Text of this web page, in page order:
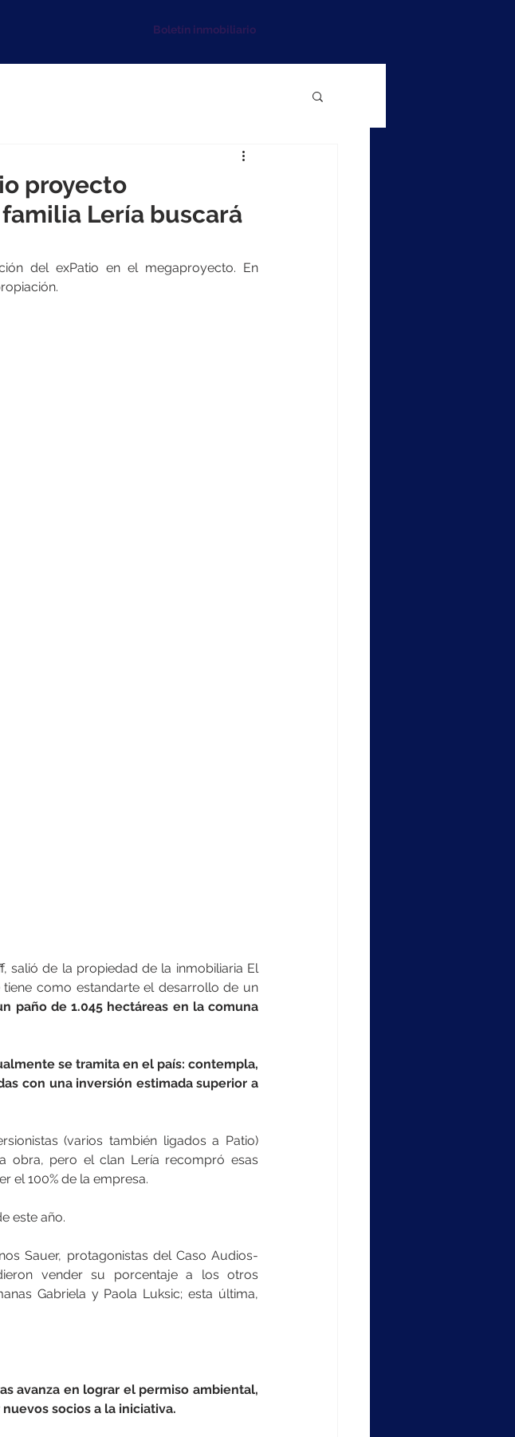
Boletín inmobiliario
proyecto
Lería buscará
del exPatio en el megaproyecto. En
salió de la propiedad de la inmobiliaria El
como estandarte el desarrollo de un
paño de 1.045 hectáreas en la comuna
se tramita en el país: contempla,
con una inversión estimada superior a
(varios también ligados a Patio)
obra, pero el clan Lería recompró esas
el 100% de la empresa.
este año.
Sauer, protagonistas del Caso Audios-
vender su porcentaje a los otros
Gabriela y Paola Luksic; esta última,
avanza en lograr el permiso ambiental,
socios a la iniciativa.